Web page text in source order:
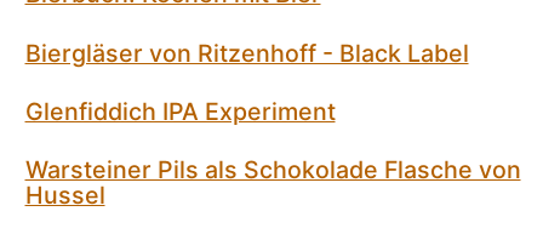
Biergläser von Ritzenhoff - Black Label
Glenfiddich IPA Experiment
Warsteiner Pils als Schokolade Flasche von
Hussel